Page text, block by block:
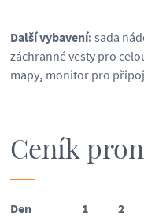
Další vybavení: sada
záchranné vesty pro
mapy, monitor pro
Ceník
Den 1 2